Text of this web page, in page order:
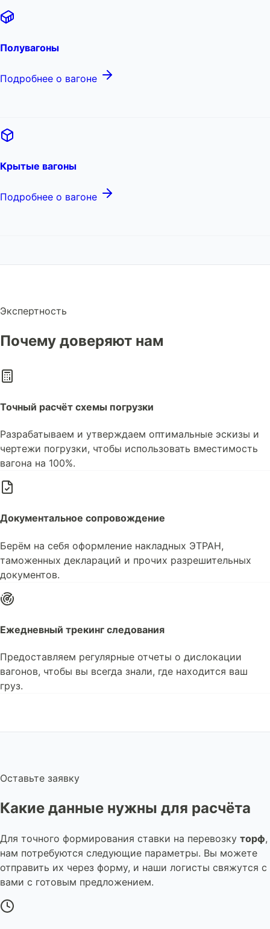
Полувагоны
Подробнее о вагоне
Крытые вагоны
Подробнее о вагоне
Экспертность
Почему доверяют нам
Точный расчёт схемы погрузки
Разрабатываем и утверждаем оптимальные эскизы и
чертежи погрузки, чтобы использовать вместимость
вагона на 100%.
Документальное сопровождение
Берём на себя оформление накладных ЭТРАН,
таможенных деклараций и прочих разрешительных
документов.
Ежедневный трекинг следования
Предоставляем регулярные отчеты о дислокации
вагонов, чтобы вы всегда знали, где находится ваш
груз.
Оставьте заявку
Какие данные нужны для расчёта
Для точного формирования ставки на перевозку торф,
нам потребуются следующие параметры. Вы можете
отправить их через форму, и наши логисты свяжутся с
вами с готовым предложением.